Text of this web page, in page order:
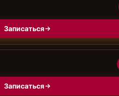
Записаться
Записаться